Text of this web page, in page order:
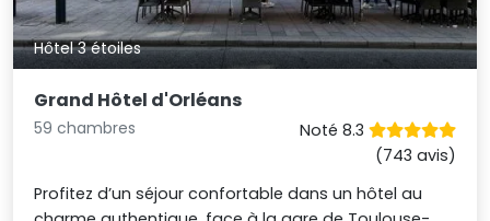
Hôtel 3 étoiles
Grand Hôtel d'Orléans
59 chambres
Noté 8.3
(743 avis)
Profitez d’un séjour confortable dans un hôtel au